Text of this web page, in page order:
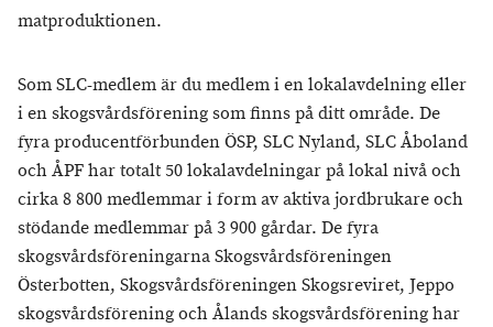
matproduktionen.
Som SLC-medlem är du medlem i en lokalavdelning eller
i en skogsvårdsförening som finns på ditt område. De
fyra producentförbunden ÖSP, SLC Nyland, SLC Åboland
och ÅPF har totalt 50 lokalavdelningar på lokal nivå och
cirka 8 800 medlemmar i form av aktiva jordbrukare och
stödande medlemmar på 3 900 gårdar. De fyra
skogsvårdsföreningarna Skogsvårdsföreningen
Österbotten, Skogsvårdsföreningen Skogsreviret, Jeppo
skogsvårdsförening och Ålands skogsvårdsförening har